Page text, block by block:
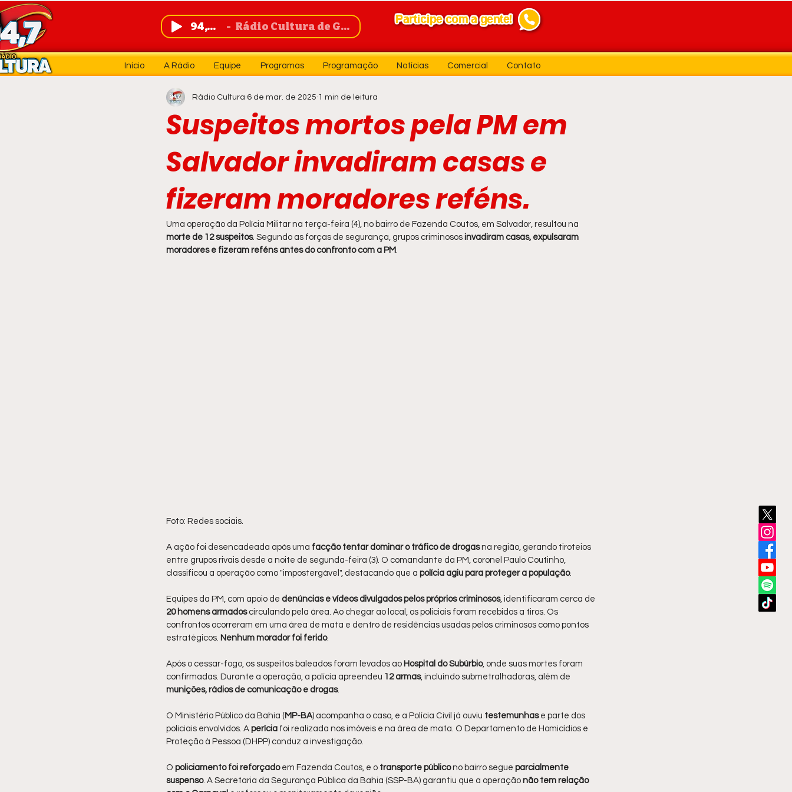
94,7 FM Rádio Cultura de Guanambi
Início A Rádio Equipe Programas Programação Notícias Comercial Contato
Suspeitos mortos pela PM em
Salvador invadiram casas e
fizeram moradores reféns.
Rádio Cultura 6 de mar. de 2025 1 min de leitura
Uma operação da Polícia Militar na terça-feira (4), no bairro de Fazenda Coutos, em Salvador, resultou na
morte de 12 suspeitos. Segundo as forças de segurança, grupos criminosos invadiram casas, expulsaram
moradores e fizeram reféns antes do confronto com a PM.
Foto: Redes sociais.
A ação foi desencadeada após uma facção tentar dominar o tráfico de drogas na região, gerando tiroteios
entre grupos rivais desde a noite de segunda-feira (3). O comandante da PM, coronel Paulo Coutinho,
classificou a operação como "impostergável", destacando que a polícia agiu para proteger a população.
Equipes da PM, com apoio de denúncias e vídeos divulgados pelos próprios criminosos, identificaram cerca de
20 homens armados circulando pela área. Ao chegar ao local, os policiais foram recebidos a tiros. Os
confrontos ocorreram em uma área de mata e dentro de residências usadas pelos criminosos como pontos
estratégicos. Nenhum morador foi ferido.
Após o cessar-fogo, os suspeitos baleados foram levados ao Hospital do Subúrbio, onde suas mortes foram
confirmadas. Durante a operação, a polícia apreendeu 12 armas, incluindo submetralhadoras, além de
munições, rádios de comunicação e drogas.
O Ministério Público da Bahia ( MP-BA) acompanha o caso, e a Polícia Civil já ouviu testemunhas e parte dos
policiais envolvidos. A perícia foi realizada nos imóveis e na área de mata. O Departamento de Homicídios e
Proteção à Pessoa (DHPP) conduz a investigação.
O policiamento foi reforçado em Fazenda Coutos, e o transporte público no bairro segue parcialmente
suspenso. A Secretaria da Segurança Pública da Bahia (SSP-BA) garantiu que a operação não tem relação